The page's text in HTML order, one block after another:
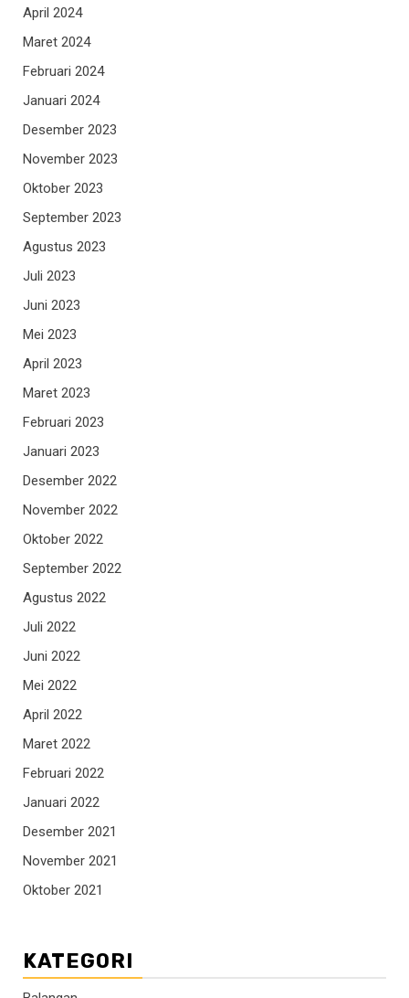
April 2024
Maret 2024
Februari 2024
Januari 2024
Desember 2023
November 2023
Oktober 2023
September 2023
Agustus 2023
Juli 2023
Juni 2023
Mei 2023
April 2023
Maret 2023
Februari 2023
Januari 2023
Desember 2022
November 2022
Oktober 2022
September 2022
Agustus 2022
Juli 2022
Juni 2022
Mei 2022
April 2022
Maret 2022
Februari 2022
Januari 2022
Desember 2021
November 2021
Oktober 2021
KATEGORI